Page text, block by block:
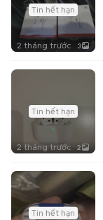
Tin hết hạn
2 tháng trước 3
Tin hết hạn
2 tháng trước 2
Tin hết hạn